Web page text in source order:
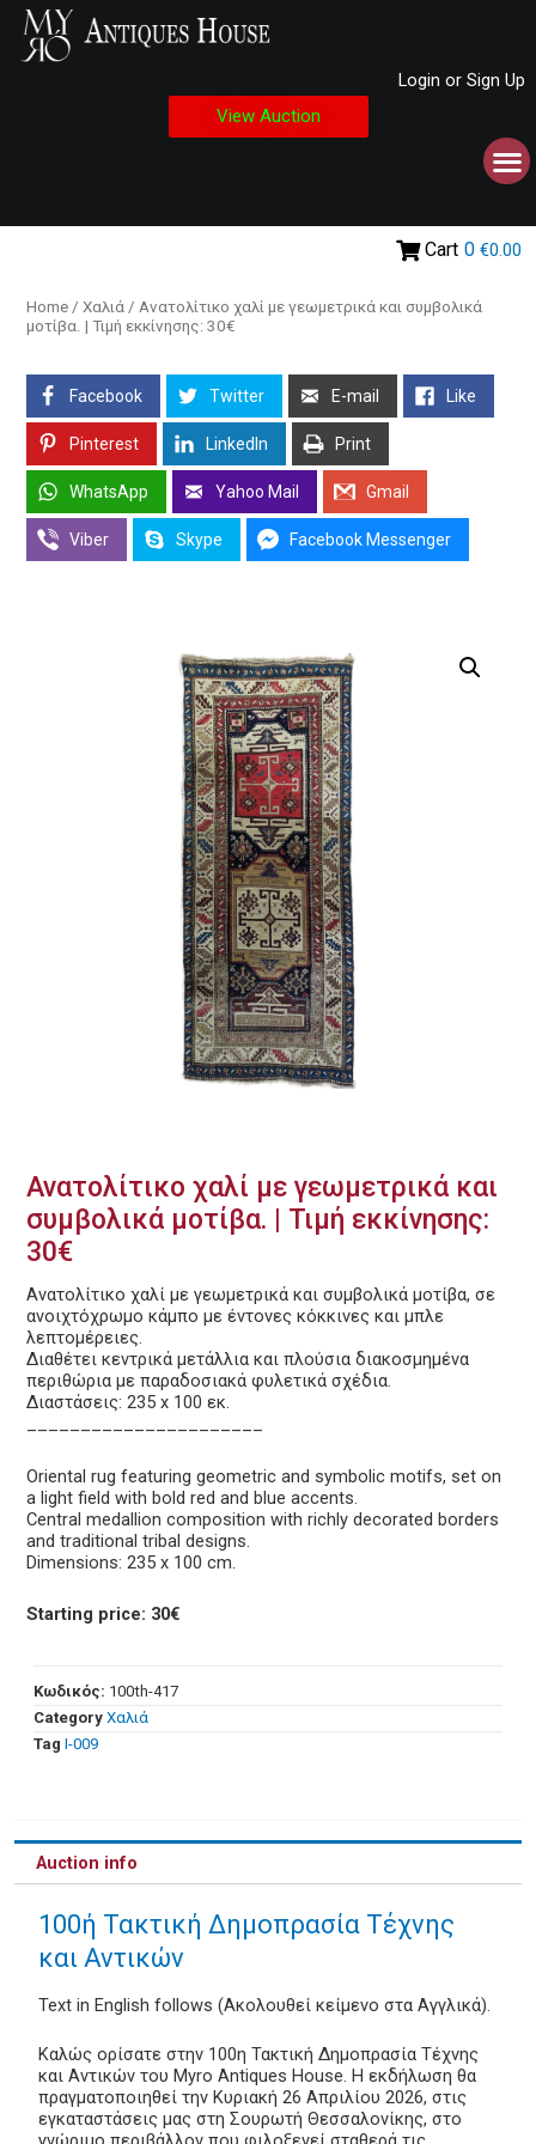
Login or Sign Up
View Auction
Cart 0 €0.00
Home / Χαλιά / Ανατολίτικο χαλί με γεωμετρικά και συμβολικά
μοτίβα. | Τιμή εκκίνησης: 30€
Facebook Twitter E-mail Like
Pinterest LinkedIn Print
WhatsApp Yahoo Mail Gmail
Viber Skype Facebook Messenger
Ανατολίτικο χαλί με γεωμετρικά και
συμβολικά μοτίβα. | Τιμή εκκίνησης:
30€
Ανατολίτικο χαλί με γεωμετρικά και συμβολικά μοτίβα, σε
ανοιχτόχρωμο κάμπο με έντονες κόκκινες και μπλε
λεπτομέρειες.
Διαθέτει κεντρικά μετάλλια και πλούσια διακοσμημένα
περιθώρια με παραδοσιακά φυλετικά σχέδια.
Διαστάσεις: 235 x 100 εκ.
Oriental rug featuring geometric and symbolic motifs, set on
a light field with bold red and blue accents.
Central medallion composition with richly decorated borders
and traditional tribal designs.
Dimensions: 235 x 100 cm.
Starting price: 30€
Κωδικός: 100th-417
Category Χαλιά
Tag Ι-009
Auction info
100ή Τακτική Δημοπρασία Τέχνης
και Αντικών
Text in English follows (Ακολουθεί κείμενο στα Αγγλικά).
Καλώς ορίσατε στην 100η Τακτική Δημοπρασία Τέχνης
και Αντικών του Myro Antiques House. Η εκδήλωση θα
πραγματοποιηθεί την Κυριακή 26 Απριλίου 2026, στις
εγκαταστάσεις μας στη Σουρωτή Θεσσαλονίκης, στο